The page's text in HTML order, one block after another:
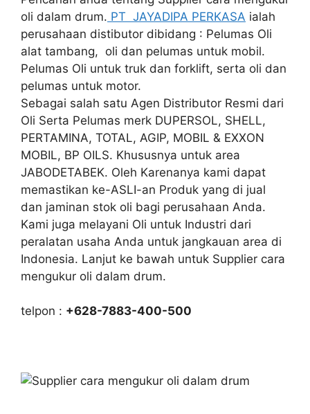
oli dalam drum. PT JAYADIPA PERKASA ialah
perusahaan distibutor dibidang : Pelumas Oli
alat tambang, oli dan pelumas untuk mobil.
Pelumas Oli untuk truk dan forklift, serta oli dan
pelumas untuk motor.
Sebagai salah satu Agen Distributor Resmi dari
Oli Serta Pelumas merk DUPERSOL, SHELL,
PERTAMINA, TOTAL, AGIP, MOBIL & EXXON
MOBIL, BP OILS. Khususnya untuk area
JABODETABEK. Oleh Karenanya kami dapat
memastikan ke-ASLI-an Produk yang di jual
dan jaminan stok oli bagi perusahaan Anda.
Kami juga melayani Oli untuk Industri dari
peralatan usaha Anda untuk jangkauan area di
Indonesia. Lanjut ke bawah untuk Supplier cara
mengukur oli dalam drum.
telpon : +628-7883-400-500